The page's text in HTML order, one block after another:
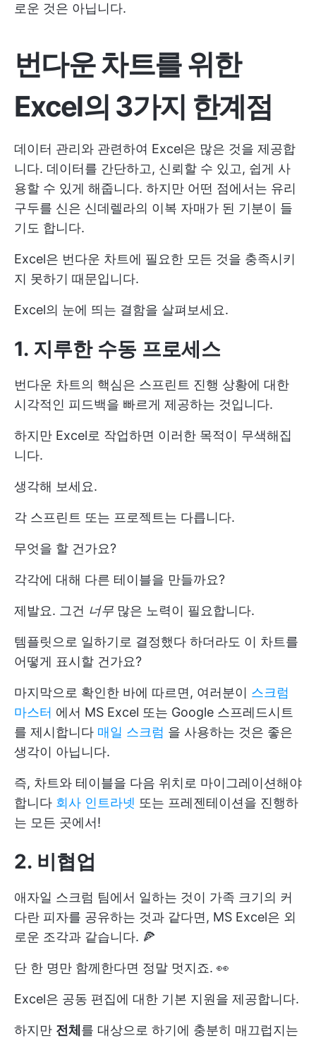
로운 것은 아닙니다.
번다운 차트를 위한
Excel의 3가지 한계점
데이터 관리와 관련하여 Excel은 많은 것을 제공합
니다. 데이터를 간단하고, 신뢰할 수 있고, 쉽게 사
용할 수 있게 해줍니다. 하지만 어떤 점에서는 유리
구두를 신은 신데렐라의 이복 자매가 된 기분이 들
기도 합니다.
Excel은 번다운 차트에 필요한 모든 것을 충족시키
지 못하기 때문입니다.
Excel의 눈에 띄는 결함을 살펴보세요.
1. 지루한 수동 프로세스
번다운 차트의 핵심은 스프린트 진행 상황에 대한
시각적인 피드백을 빠르게 제공하는 것입니다.
하지만 Excel로 작업하면 이러한 목적이 무색해집
니다.
생각해 보세요.
각 스프린트 또는 프로젝트는 다릅니다.
무엇을 할 건가요?
각각에 대해 다른 테이블을 만들까요?
제발요. 그건 너무 많은 노력이 필요합니다.
템플릿으로 일하기로 결정했다 하더라도 이 차트를
어떻게 표시할 건가요?
마지막으로 확인한 바에 따르면, 여러분이 스크럼
마스터 에서 MS Excel 또는 Google 스프레드시트
를 제시합니다 매일 스크럼 을 사용하는 것은 좋은
생각이 아닙니다.
즉, 차트와 테이블을 다음 위치로 마이그레이션해야
합니다 회사 인트라넷 또는 프레젠테이션을 진행하
는 모든 곳에서!
2. 비협업
애자일 스크럼 팀에서 일하는 것이 가족 크기의 커
다란 피자를 공유하는 것과 같다면, MS Excel은 외
로운 조각과 같습니다. 🍕
단 한 명만 함께한다면 정말 멋지죠. 👀
Excel은 공동 편집에 대한 기본 지원을 제공합니다.
하지만 전체 를 대상으로 하기에 충분히 매끄럽지는